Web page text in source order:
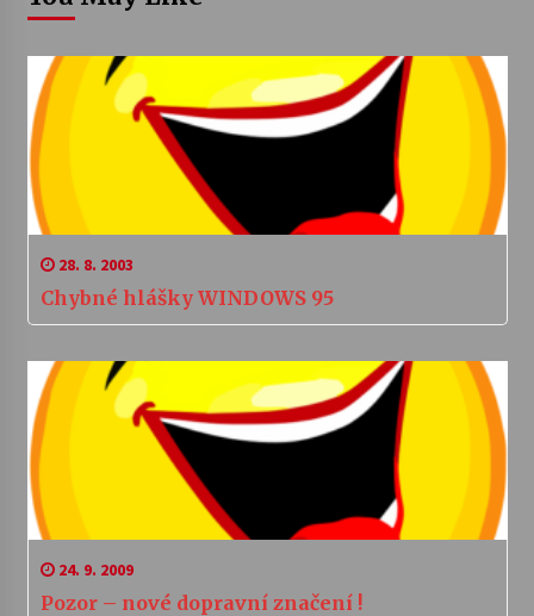
28. 8. 2003
Chybné hlášky WINDOWS 95
24. 9. 2009
Pozor – nové dopravní značení !